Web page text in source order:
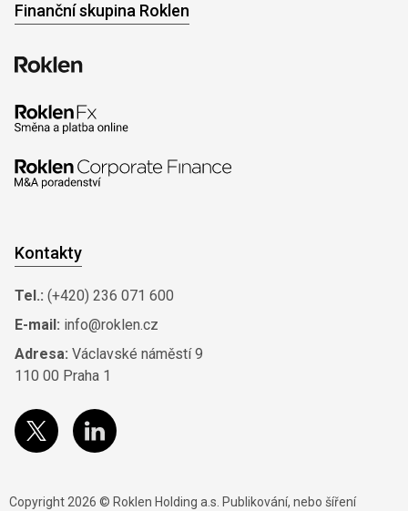
Finanční skupina Roklen
Kontakty
Tel.: (+420) 236 071 600
E-mail: info@roklen.cz
Adresa: Václavské náměstí 9
110 00 Praha 1
Copyright 2026 © Roklen Holding a.s. Publikování, nebo šíření